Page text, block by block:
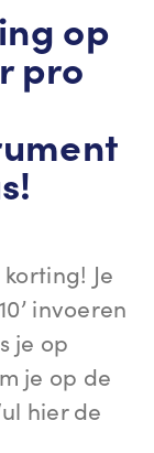
op
pro
Je
invoeren
je op
je op de
hier de